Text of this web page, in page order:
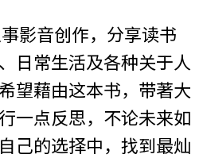
音创作，分享读书
日常生活及各种关于人
望藉由这本书，带著大
一点反思，不论未来如
己的选择中，找到最灿